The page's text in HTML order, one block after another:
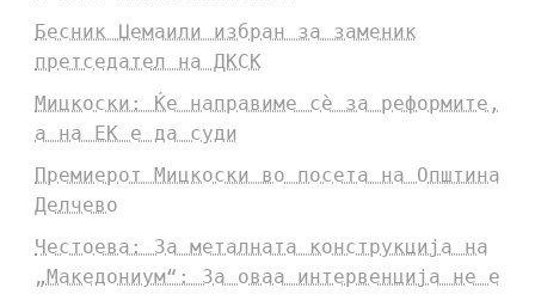
Бесник Џемаили избран за заменик
претседател на ДКСК
Мицкоски: Ќе направиме сè за реформите,
а на ЕК е да суди
Премиерот Мицкоски во посета на Општина
Делчево
Честоева: За металната конструкција на
„Македониум“: За оваа интервенција не е